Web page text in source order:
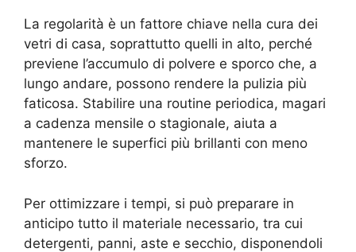
La regolarità è un fattore chiave nella cura dei
vetri di casa, soprattutto quelli in alto, perché
previene l’accumulo di polvere e sporco che, a
lungo andare, possono rendere la pulizia più
faticosa. Stabilire una routine periodica, magari
a cadenza mensile o stagionale, aiuta a
mantenere le superfici più brillanti con meno
sforzo.
Per ottimizzare i tempi, si può preparare in
anticipo tutto il materiale necessario, tra cui
detergenti, panni, aste e secchio, disponendoli